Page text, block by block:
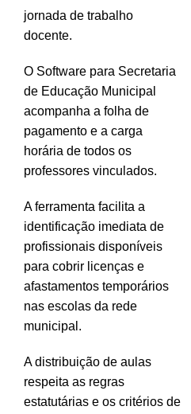
jornada de trabalho
docente.
O Software para Secretaria
de Educação Municipal
acompanha a folha de
pagamento e a carga
horária de todos os
professores vinculados.
A ferramenta facilita a
identificação imediata de
profissionais disponíveis
para cobrir licenças e
afastamentos temporários
nas escolas da rede
municipal.
A distribuição de aulas
respeita as regras
estatutárias e os critérios de